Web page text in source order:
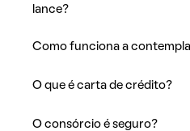
lance?
Como funciona a
O que é carta de crédito?
O consórcio é seguro?